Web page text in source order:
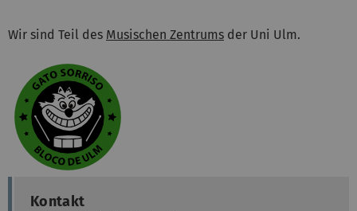
Wir sind Teil des Musischen Zentrums der Uni Ulm.
Kontakt